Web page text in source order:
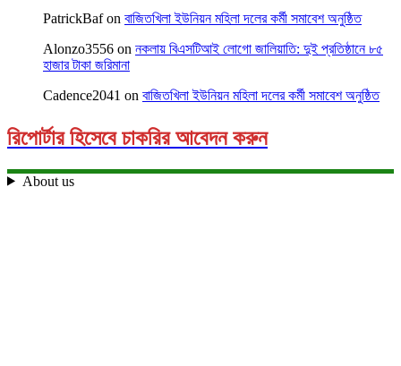
PatrickBafon বাজিতখিলা ইউনিয়ন মহিলা দলের কর্মী সমাবেশ অনুষ্ঠিত
Alonzo3556 on নকলায় বিএসটিআই লোগো জালিয়াতি: দুই প্রতিষ্ঠানে ৮৫
হাজার টাকা জরিমানা
Cadence2041 on বাজিতখিলা ইউনিয়ন মহিলা দলের কর্মী সমাবেশ অনুষ্ঠিত
রিপোর্টার হিসেবে চাকরির আবেদন করুন
About us